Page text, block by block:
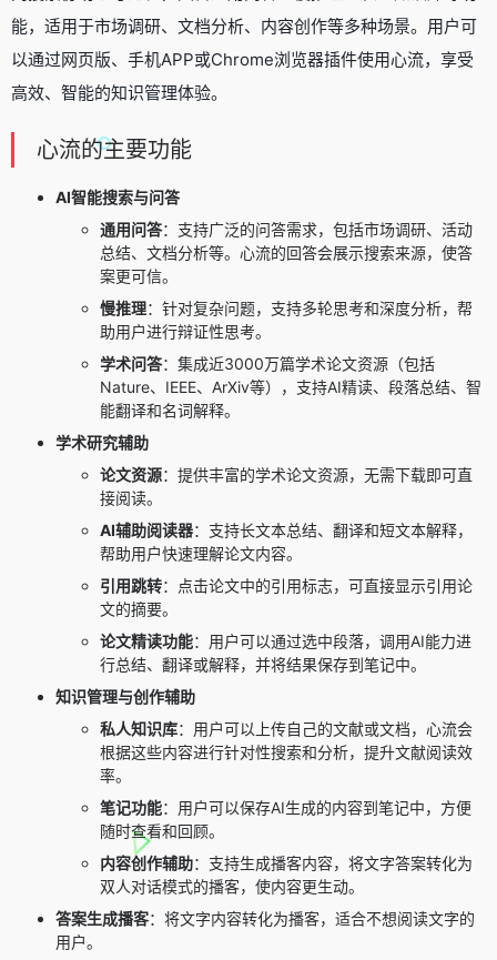
能，适用于市场调研、文档分析、内容创作等多种场景。用户可
以通过网页版、手机APP或Chrome浏览器插件使用心流，享受
高效、智能的知识管理体验。
心流的主要功能
AI智能搜索与问答
通用问答：支持广泛的问答需求，包括市场调研、活动
总结、文档分析等。心流的回答会展示搜索来源，使答
案更可信。
慢推理：针对复杂问题，支持多轮思考和深度分析，帮
助用户进行辩证性思考。
学术问答：集成近3000万篇学术论文资源（包括
Nature、IEEE、ArXiv等），支持AI精读、段落总结、智
能翻译和名词解释。
学术研究辅助
论文资源：提供丰富的学术论文资源，无需下载即可直
接阅读。
AI辅助阅读器：支持长文本总结、翻译和短文本解释，
帮助用户快速理解论文内容。
引用跳转：点击论文中的引用标志，可直接显示引用论
文的摘要。
论文精读功能：用户可以通过选中段落，调用AI能力进
行总结、翻译或解释，并将结果保存到笔记中。
知识管理与创作辅助
私人知识库：用户可以上传自己的文献或文档，心流会
根据这些内容进行针对性搜索和分析，提升文献阅读效
率。
笔记功能：用户可以保存AI生成的内容到笔记中，方便
随时查看和回顾。
内容创作辅助：支持生成播客内容，将文字答案转化为
双人对话模式的播客，使内容更生动。
答案生成播客：将文字内容转化为播客，适合不想阅读文字的
用户。